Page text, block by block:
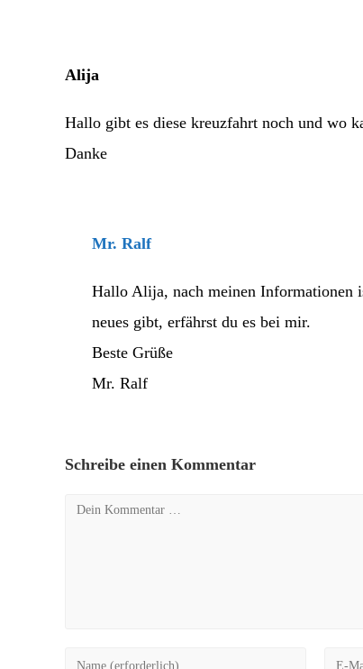
Alija
Hallo gibt es diese kreuzfahrt noch und wo
Danke
Mr. Ralf
Hallo Alija, nach meinen Informationen
neues gibt, erfährst du es bei mir.
Beste Grüße
Mr. Ralf
Schreibe einen Kommentar
Kommentar
Gib Gib